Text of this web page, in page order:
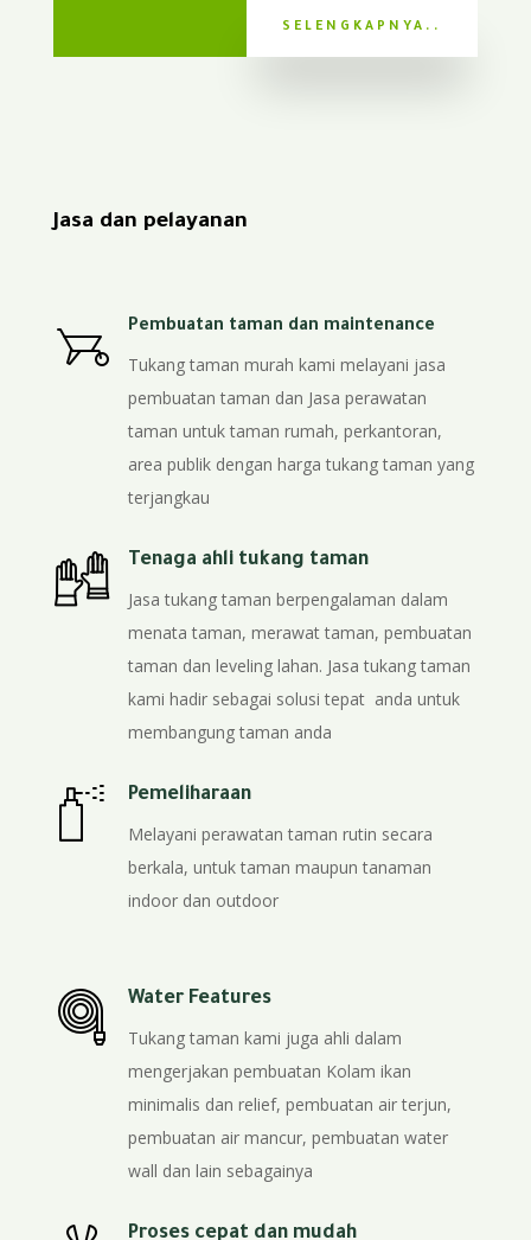
SELENGKAPNYA..
Jasa dan pelayanan
Pembuatan taman dan maintenance
Tukang taman murah kami melayani jasa
pembuatan taman dan Jasa perawatan
taman untuk taman rumah, perkantoran,
area publik dengan harga tukang taman yang
terjangkau
Tenaga ahli tukang taman
Jasa tukang taman berpengalaman dalam
menata taman, merawat taman, pembuatan
taman dan leveling lahan. Jasa tukang taman
kami hadir sebagai solusi tepat anda untuk
membangung taman anda
Pemeliharaan
Melayani perawatan taman rutin secara
berkala, untuk taman maupun tanaman
indoor dan outdoor
Water Features
Tukang taman kami juga ahli dalam
mengerjakan pembuatan Kolam ikan
minimalis dan relief, pembuatan air terjun,
pembuatan air mancur, pembuatan water
wall dan lain sebagainya
Proses cepat dan mudah